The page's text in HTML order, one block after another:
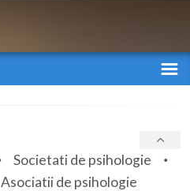
Societati de psihologie
Asociatii de psihologie